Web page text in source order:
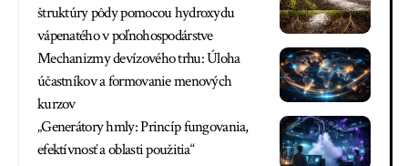
štruktúry pôdy pomocou hydroxydu
vápenatého v poľnohospodárstve
Mechanizmy devízového trhu: Úloha
účastníkov a formovanie menových
kurzov
„Generátory hmly: Princíp fungovania,
efektívnosť a oblasti použitia“